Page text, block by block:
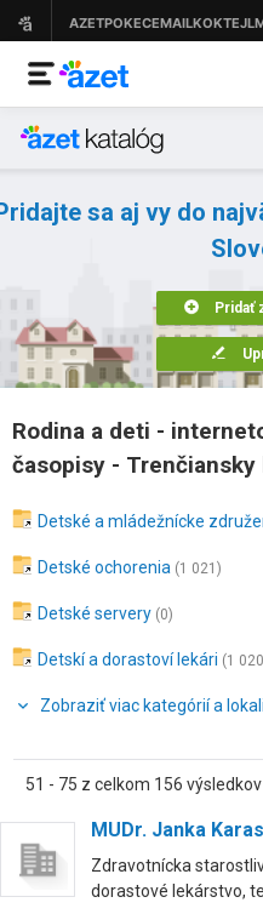
sa aj vy do
Pridať
Rodina a deti -
časopisy - Trenčiansky
Detské a mládežnícke
Detské ochorenia (1 021)
Detské servery (0)
Detskí a dorastoví lekári (1
Zobraziť viac kategórií a
51 - 75 z celkom 156 výsledkov
MUDr. Janka
Zdravotnícka
dorastové lekárstvo,